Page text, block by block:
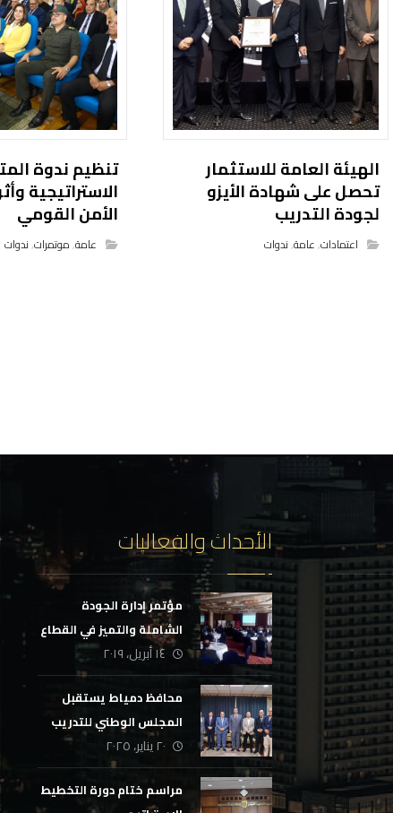
الهيئة العامة للاستثمار
تحصل على شهادة الأيزو
لجودة التدريب
اعتمادات,عامة,ندوات
تنظيم ندوة
الاستراتيجية
الأمن القومي
عامة,موتمرات,ندوات
الأحداث والفعاليات
مؤتمر إدارة الجودة
الشاملة والتميز في القطاع
المصرفي
١٤ أبريل، ٢٠١٩
محافظ دمياط يستقبل
المجلس الوطني للتدريب
والتعليم
٢٠ يناير، ٢٠٢٥
مراسم ختام دورة التخطيط